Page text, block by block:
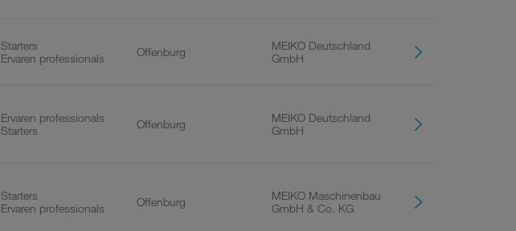
Starters
Ervaren professionals
Offenburg
MEIKO Deutschland
GmbH
Ervaren professionals
Starters
Offenburg
MEIKO Deutschland
GmbH
Starters
Ervaren professionals
Offenburg
MEIKO Maschinenbau
GmbH & Co. KG